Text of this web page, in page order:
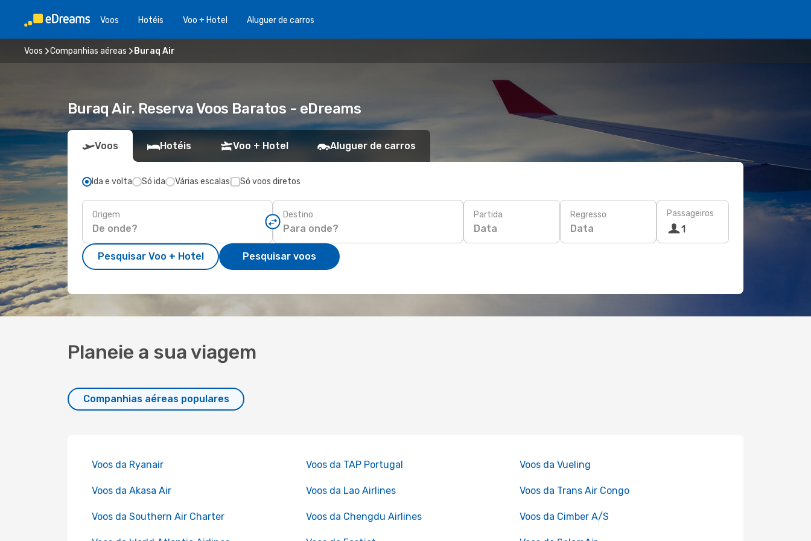
Voos Hotéis Voo + Hotel Aluguer de carros
Voos Companhias aéreas Buraq Air
Buraq Air. Reserva Voos Baratos - eDreams
Voos Hotéis Voo + Hotel Aluguer de carros
Ida e volta Só ida Várias escalas Só voos diretos
Origem Destino Partida
Data
Regresso
Data
Passageiros
1
Pesquisar Voo + Hotel Pesquisar voos
Planeie a sua viagem
Companhias aéreas populares
Voos da Ryanair Voos da TAP Portugal Voos da Vueling
Voos da Akasa Air Voos da Lao Airlines Voos da Trans Air Congo
Voos da Southern Air Charter Voos da Chengdu Airlines Voos da Cimber A/S